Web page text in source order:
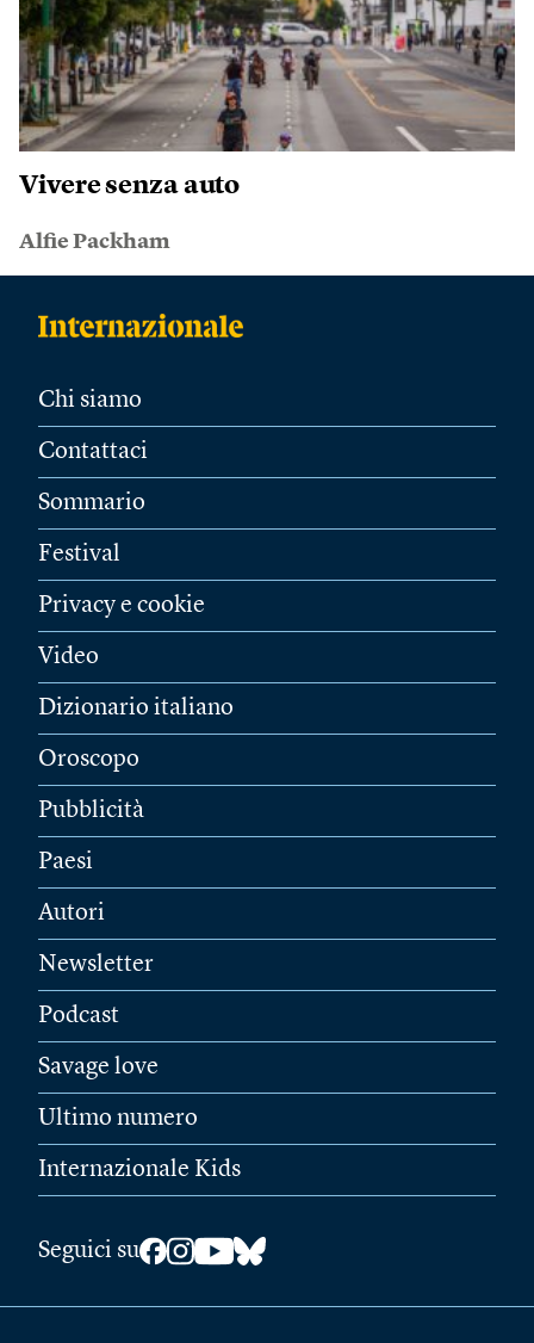
Vivere senza auto
Alfie Packham
Chi siamo
Contattaci
Sommario
Festival
Privacy e cookie
Video
Dizionario italiano
Oroscopo
Pubblicità
Paesi
Autori
Newsletter
Podcast
Savage love
Ultimo numero
Internazionale Kids
Seguici su